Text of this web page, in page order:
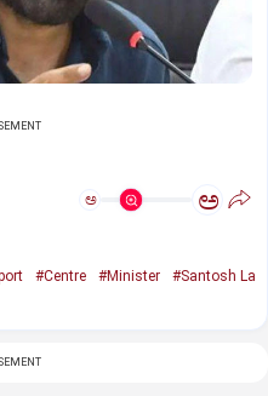
ಅ ಅ
#Centre #Minister
#Santosh La